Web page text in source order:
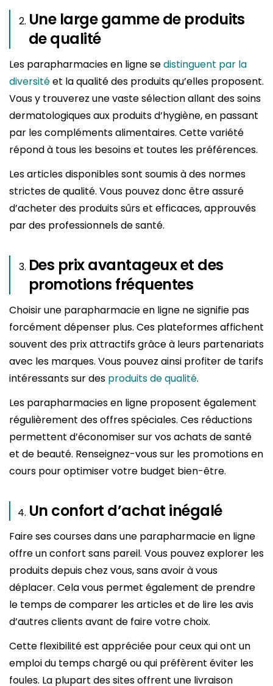
Une large gamme de produits
de qualité
Les parapharmacies en ligne sedistinguent par la
diversitéet la qualité des produits qu’elles proposent.
Vous y trouverez une vaste sélection allant des soins
dermatologiques aux produits d’hygiène, en passant
par les compléments alimentaires. Cette variété
répond à tous les besoins et toutes les préférences.
Les articles disponibles sont soumis à des normes
strictes de qualité. Vous pouvez donc être assuré
d’acheter des produits sûrs et efficaces, approuvés
par des professionnels de santé.
Des prix avantageux et des
promotions fréquentes
Choisir une parapharmacie en ligne ne signifie pas
forcément dépenser plus. Ces plateformes affichent
souvent des prix attractifs grâce à leurs partenariats
avec les marques. Vous pouvez ainsi profiter de tarifs
intéressants sur des produits de qualité.
Les parapharmacies en ligne proposent également
régulièrement des offres spéciales. Ces réductions
permettent d’économiser sur vos achats de santé
et de beauté. Renseignez-vous sur les promotions en
cours pour optimiser votre budget bien-être.
Un confort d’achat inégalé
Faire ses courses dans une parapharmacie en ligne
offre un confort sans pareil. Vous pouvez explorer les
produits depuis chez vous, sans avoir à vous
déplacer. Cela vous permet également de prendre
le temps de comparer les articles et de lire les avis
d’autres clients avant de faire votre choix.
Cette flexibilité est appréciée pour ceux qui ont un
emploi du temps chargé ou qui préfèrent éviter les
foules. La plupart des sites offrent une livraison